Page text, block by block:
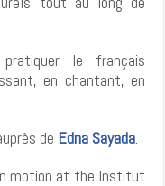
le français
en chantant, en
de Edna Sayada.
motion at the Institut